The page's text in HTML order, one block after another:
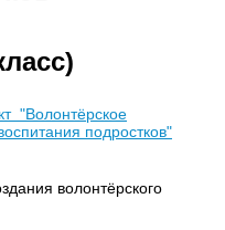
"Волонтёрское
подростков"
волонтёрского